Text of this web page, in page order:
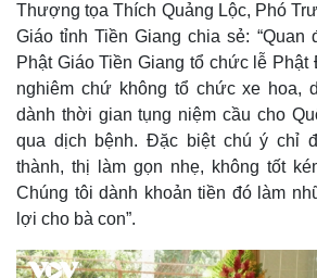
Thượng tọa Thích Quảng Lộc, Phó
Giáo tỉnh Tiền Giang chia sẻ: “Quan
Phật Giáo Tiền Giang tổ chức lễ
nghiêm chứ không tổ chức xe hoa,
dành thời gian tụng niệm cầu cho
qua dịch bệnh. Đặc biệt chú ý chỉ
thành, thị làm gọn nhẹ, không tốt
Chúng tôi dành khoản tiền đó làm
lợi cho bà con”.